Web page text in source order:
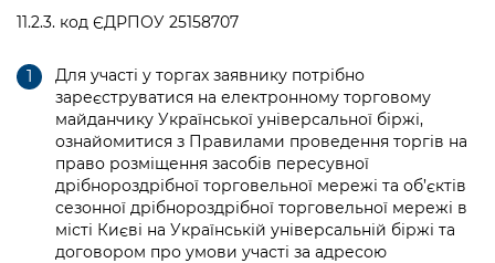
11.2.3. код ЄДРПОУ 25158707
Для участі у торгах заявнику потрібно
зареєструватися на електронному торговому
майданчику Української універсальної біржі,
ознайомитися з Правилами проведення торгів на
право розміщення засобів пересувної
дрібнороздрібної торговельної мережі та об’єктів
сезонної дрібнороздрібної торговельної мережі в
місті Києві на Українській універсальній біржі та
договором про умови участі за адресою